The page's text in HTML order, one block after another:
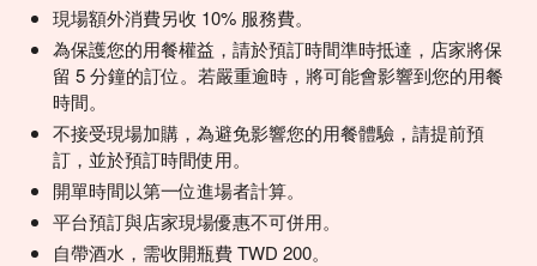
現場額外消費另收 10% 服務費。
為保護您的用餐權益，請於預訂時間準時抵達，店家將保
留 5 分鐘的訂位。若嚴重逾時，將可能會影響到您的用餐
時間。
不接受現場加購，為避免影響您的用餐體驗，請提前預
訂，並於預訂時間使用。
開單時間以第一位進場者計算。
平台預訂與店家現場優惠不可併用。
自帶酒水，需收開瓶費 TWD 200。